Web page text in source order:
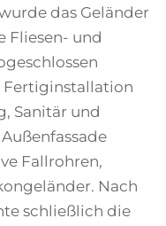
das Geländer
Fliesen- und
Fertiginstallation
Sanitär und
Fallrohren,
Nach
schließlich die